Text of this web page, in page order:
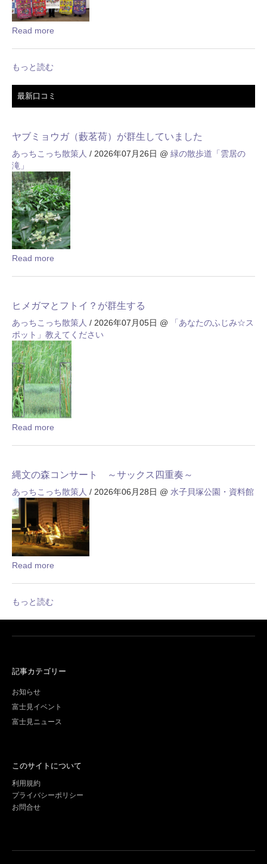
Read more
もっと読む
最新口コミ
ヤブミョウガ（藪茗荷）が群生していました
あっちこっち散策人 / 2026年07月26日 @ 緑の散歩道「雲居の
滝」
Read more
ヒメガマとフトイ？が群生する
あっちこっち散策人 / 2026年07月05日 @
「あなたのふじみ☆ス
ポット」教えてください
Read more
縄文の森コンサート ～サックス四重奏～
あっちこっち散策人 / 2026年06月28日 @ 水子貝塚公園・資料館
Read more
もっと読む
記事カテゴリー
お知らせ
富士見イベント
富士見ニュース
このサイトについて
利用規約
プライバシーポリシー
お問合せ